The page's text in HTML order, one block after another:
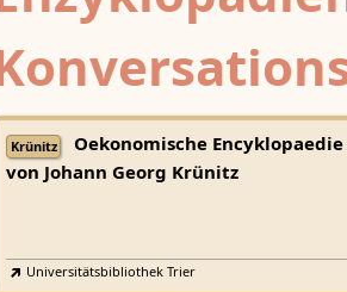
Krünitz
Oekonomische Encyklopaedie
von Johann Georg Krünitz
Universitätsbibliothek Trier